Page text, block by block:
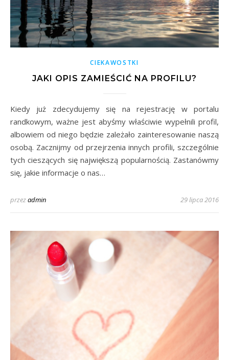
CIEKAWOSTKI
JAKI OPIS ZAMIEŚCIĆ NA PROFILU?
Kiedy już zdecydujemy się na rejestrację w portalu
randkowym, ważne jest abyśmy właściwie wypełnili profil,
albowiem od niego będzie zależało zainteresowanie naszą
osobą. Zacznijmy od przejrzenia innych profili, szczególnie
tych cieszących się największą popularnością. Zastanówmy
się, jakie informacje o nas…
przezadmin 29 lipca 2016